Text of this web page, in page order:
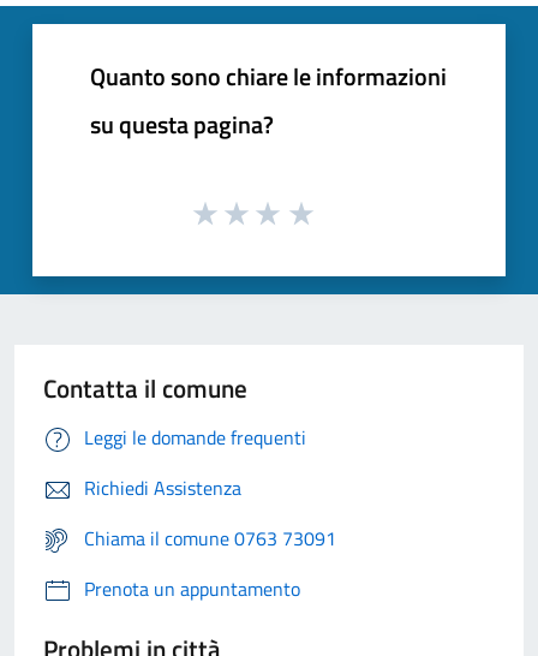
Quanto sono chiare le informazioni
su questa pagina?
Contatta il comune
Leggi le domande frequenti
Richiedi Assistenza
Chiama il comune 0763 73091
Prenota un appuntamento